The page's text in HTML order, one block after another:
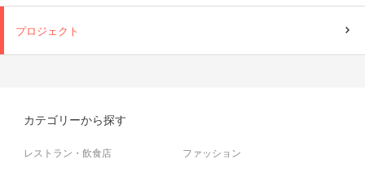
プロジェクト
カテゴリーから探す
レストラン・飲食店 ファッション